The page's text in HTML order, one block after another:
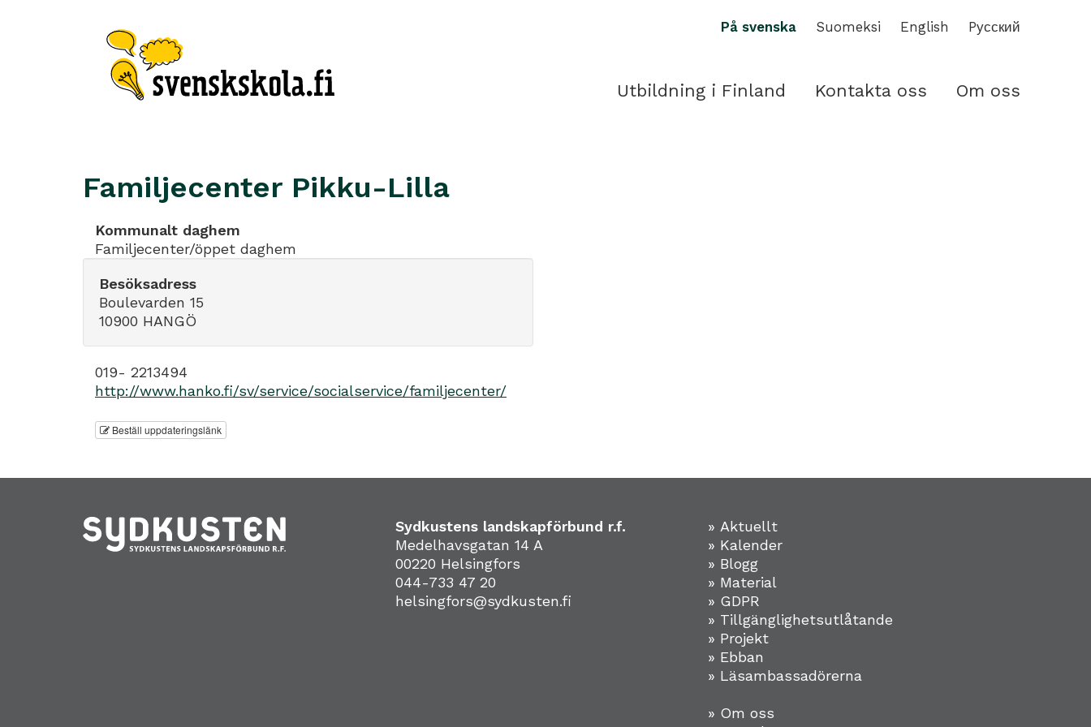
På svenska Suomeksi English Pусский
Utbildning i Finland Kontakta oss Om oss
Familjecenter Pikku-Lilla
Kommunalt daghem
Familjecenter/öppet daghem
Besöksadress
Boulevarden 15
10900 HANGÖ
019- 2213494
http://www.hanko.fi/sv/service/socialservice/familjecenter/
Beställ uppdateringslänk
Sydkustens landskapförbund r.f.
Medelhavsgatan 14 A
00220 Helsingfors
044-733 47 20
helsingfors@sydkusten.fi
» Aktuellt
» Kalender
» Blogg
» Material
» GDPR
» Tillgänglighetsutlåtande
» Projekt
» Ebban
» Läsambassadörerna
» Om oss